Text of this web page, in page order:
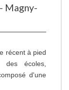
Magny-
récent à pied
des écoles,
d'une